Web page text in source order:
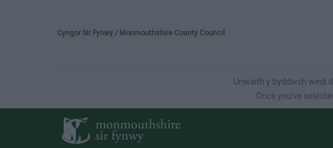
Please select your
Cyngor Sir Fynwy / Monmouthshire County Council
Unwaith y byddwch wedi
Once you've